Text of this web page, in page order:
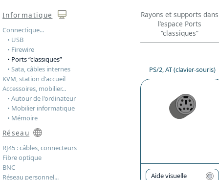
Rayons et supports dans
l’espace Ports
“classiques”
PS/2, AT (clavier-souris)
Aide visuelle
Informatique
Connectique...
• USB
• Firewire
• Ports “classiques”
• Sata, câbles internes
KVM, station d'accueil
Accessoires, mobilier...
• Autour de l'ordinateur
• Mobilier informatique
• Mémoire
Réseau
RJ45 : câbles, connecteurs
Fibre optique
BNC
Réseau personnel...